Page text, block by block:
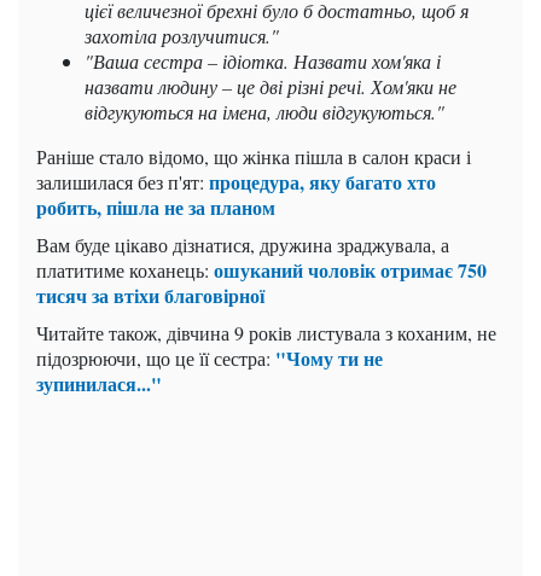
цієї величезної брехні було б достатньо, щоб я
захотіла розлучитися."
"Ваша сестра – ідіотка. Назвати хом'яка і
назвати людину – це дві різні речі. Хом'яки не
відгукуються на імена, люди відгукуються."
Раніше стало відомо, що жінка пішла в салон краси і
залишилася без п'ят: процедура, яку багато хто
робить, пішла не за планом
Вам буде цікаво дізнатися, дружина зраджувала, а
платитиме коханець: ошуканий чоловік отримає 750
тисяч за втіхи благовірної
Читайте також, дівчина 9 років листувала з коханим, не
підозрюючи, що це її сестра: "Чому ти не
зупинилася..."